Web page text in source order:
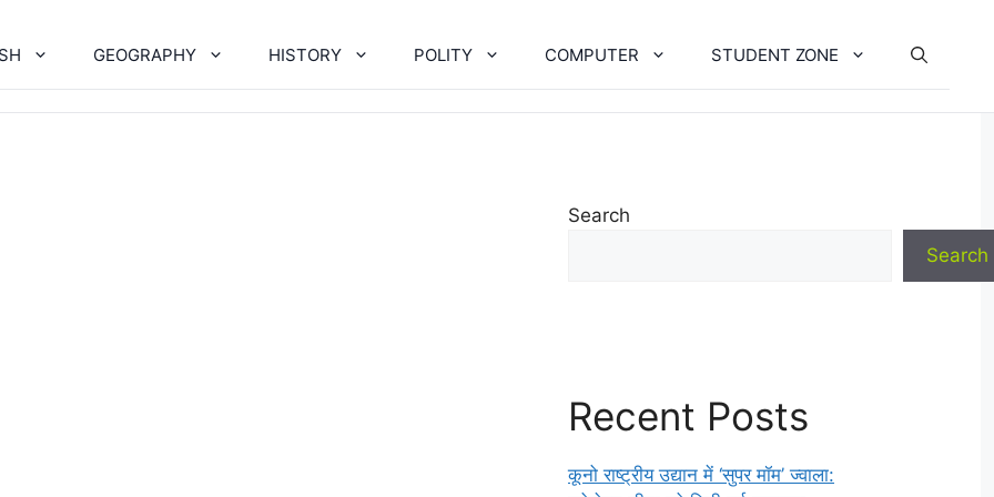
GEOGRAPHY HISTORY POLITY COMPUTER STUDENT ZONE
Search
Search
Recent Posts
कूनो राष्ट्रीय उद्यान में ‘सुपर मॉम’ ज्वाला: